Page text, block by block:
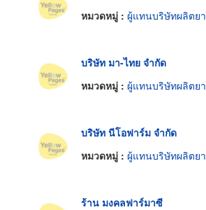
หมวดหมู่ : ผู้แทนบริษัทผลิตยา
บริษัท มา-ไทย จำกัด
หมวดหมู่ : ผู้แทนบริษัทผลิตยา
บริษัท นีโอฟาร์ม จำกัด
หมวดหมู่ : ผู้แทนบริษัทผลิตยา
ร้าน มงคลฟาร์มาซี